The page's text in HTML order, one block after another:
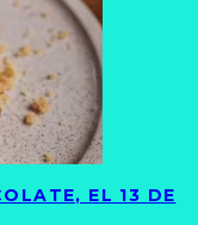
EL 13 DE